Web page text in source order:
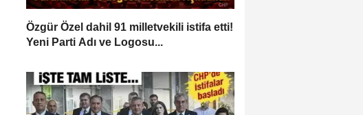
Özgür Özel dahil 91 milletvekili istifa etti!
Yeni Parti Adı ve Logosu...